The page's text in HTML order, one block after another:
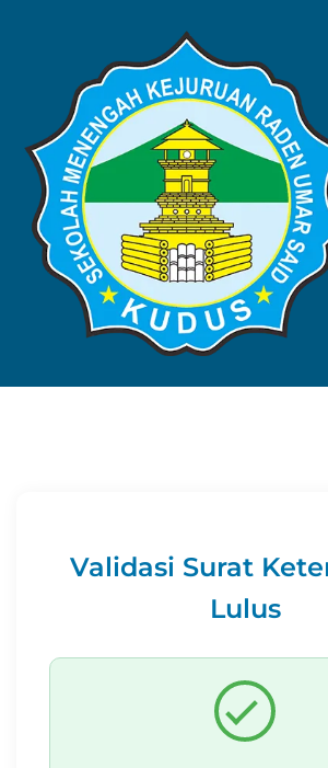
VALIDASI SKL
Validasi SKL
Validasi Surat
Lulus